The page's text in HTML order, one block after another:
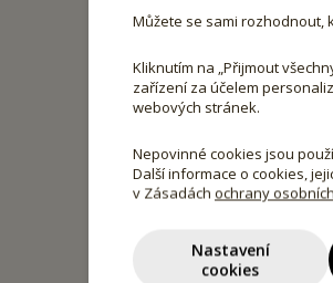
Můžete se sami rozhodnout,
Kliknutím na „Přijmout
zařízení za účelem
webových stránek.
Nepovinné cookies jsou
Další informace o cookies,
v Zásadách ochrany osobních
Nastavení
cookies